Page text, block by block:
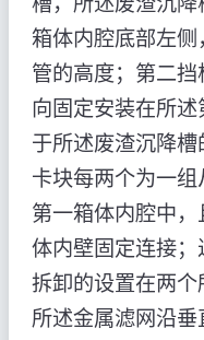
箱体内腔底部左
管的高度；第二
向固定安装在所
于所述废渣沉降
卡块每两个为一
第一箱体内腔中
体内壁固定连接
拆卸的设置在两个
所述金属滤网沿